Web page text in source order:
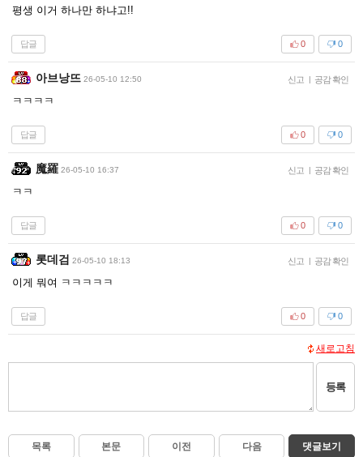
평생 이거 하나만 하냐고!!
답글 0
0
아브낭뜨 26-05-10 12:50 신고 | 공감 확인
ㅋㅋㅋㅋ
답글 0
0
魔羅 26-05-10 16:37 신고 | 공감 확인
ㅋㅋ
답글 0
0
롯데검 26-05-10 18:13 신고 | 공감 확인
이게 뭐여 ㅋㅋㅋㅋㅋ
답글 0
0
새로고침
등록
목록 본문 이전 다음 댓글보기